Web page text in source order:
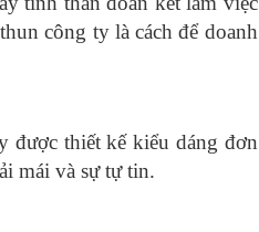
công ty là cách để doanh
thiết kế kiểu dáng đơn
mái và sự tự tin.